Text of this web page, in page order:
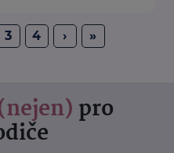
3 4 › »
pro